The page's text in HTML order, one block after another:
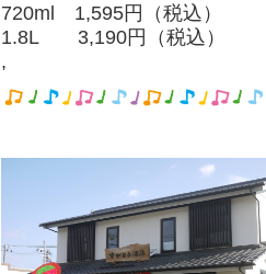
720ml 1,595円（税込）
1.8L 3,190円（税込）
,